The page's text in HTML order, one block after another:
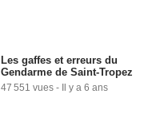
Les gaffes et erreurs du
Gendarme de Saint-Tropez
47 551 vues - Il y a 6 ans